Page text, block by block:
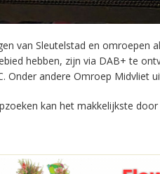
van Sleutelstad en omroepen
hebben, zijn via DAB+ te
Onder andere Omroep Midvliet
kan het makkelijkste